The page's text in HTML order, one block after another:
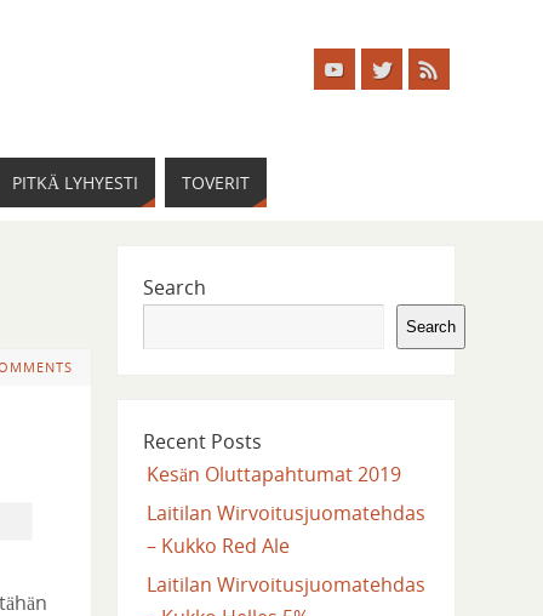
PITKÄ LYHYESTI TOVERIT
Search
Search
Recent Posts
Kesän Oluttapahtumat 2019
Laitilan Wirvoitusjuomatehdas
– Kukko Red Ale
Laitilan Wirvoitusjuomatehdas